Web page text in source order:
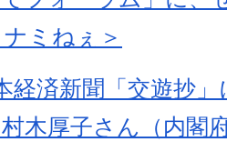
ミねぇ＞
経済新聞「交遊抄
木厚子さん（内閣